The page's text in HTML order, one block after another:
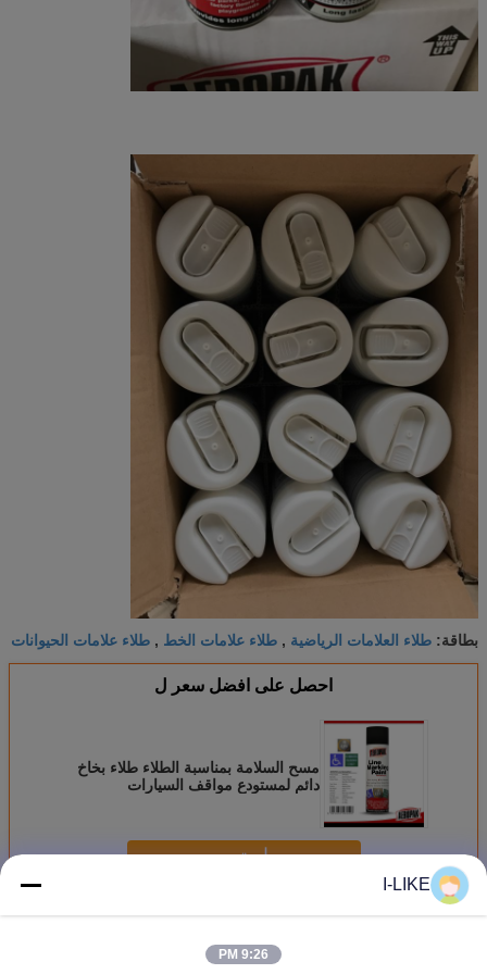
بطاقة: طلاء العلامات الرياضية , طلاء علامات الخط , طلاء علامات الحيوانات
احصل على افضل سعر ل
مسح السلامة بمناسبة الطلاء طلاء بخاخ
دائم لمستودع مواقف السيارات
استمر
أكثرتعليم رذاذ الطلاء
I-LIKE
9:26 PM